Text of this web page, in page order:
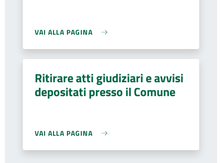
VAI ALLA PAGINA
Ritirare atti giudiziari e avvisi
depositati presso il Comune
VAI ALLA PAGINA